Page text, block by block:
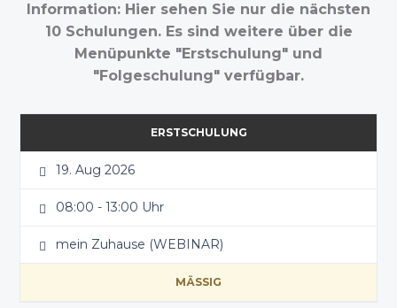
Information: Hier sehen Sie nur die nächsten
10 Schulungen. Es sind weitere über die
Menüpunkte "Erstschulung" und
"Folgeschulung" verfügbar.
ERSTSCHULUNG
19. Aug 2026
08:00 - 13:00 Uhr
mein Zuhause (WEBINAR)
MÄSSIG